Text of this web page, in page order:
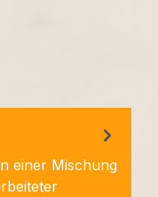
einer Mischung